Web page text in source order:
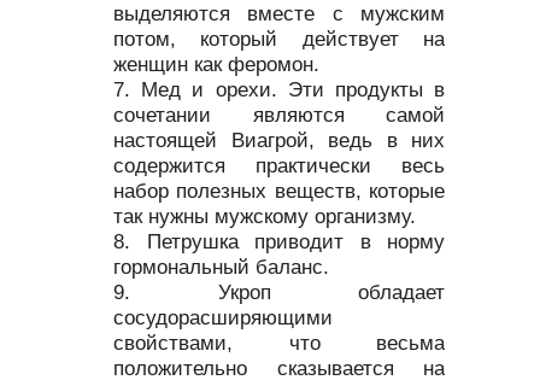
выделяются вместе с мужским
потом, который действует на
женщин как феромон.
Мед и орехи. Эти продукты в
сочетании являются самой
настоящей Виагрой, ведь в них
содержится практически весь
набор полезных веществ, которые
так нужны мужскому организму.
Петрушка приводит в норму
гормональный баланс.
Укроп обладает
сосудорасширяющими
свойствами, что весьма
положительно сказывается на